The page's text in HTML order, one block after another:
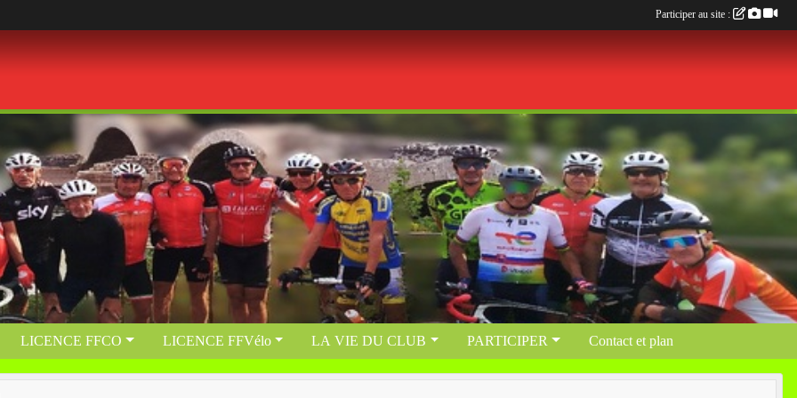
LICENCE FFCO LICENCE FFVélo LA VIE DU CLUB PARTICIPER Contact et plan
Participer au site :